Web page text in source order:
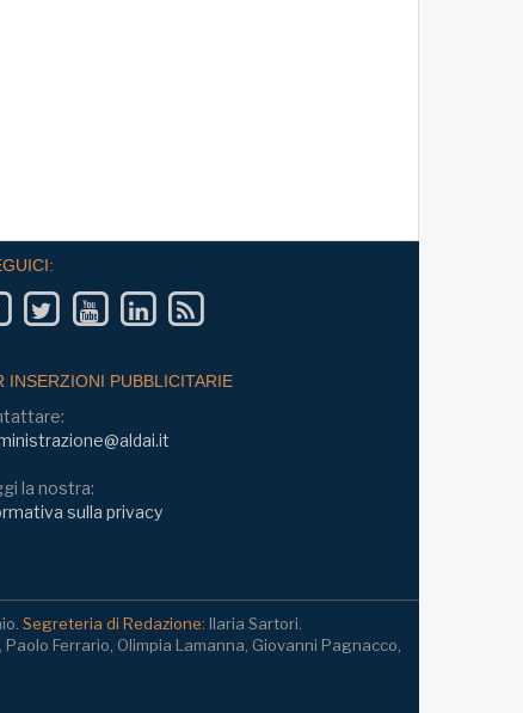
INSERZIONI PUBBLICITARIE
la nostra:
sulla privacy
Segreteria di Redazione: Ilaria Sartori.
Ferrario, Olimpia Lamanna, Giovanni Pagnacco,